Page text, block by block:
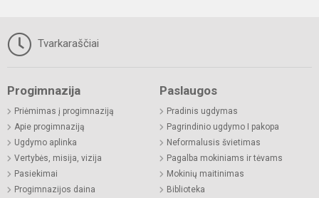
Tvarkaraščiai
Progimnazija
Priėmimas į progimnaziją
Apie progimnaziją
Ugdymo aplinka
Vertybės, misija, vizija
Pasiekimai
Progimnazijos daina
Paslaugos
Pradinis ugdymas
Pagrindinio ugdymo I pakopa
Neformalusis švietimas
Pagalba mokiniams ir tėvams
Mokinių maitinimas
Biblioteka